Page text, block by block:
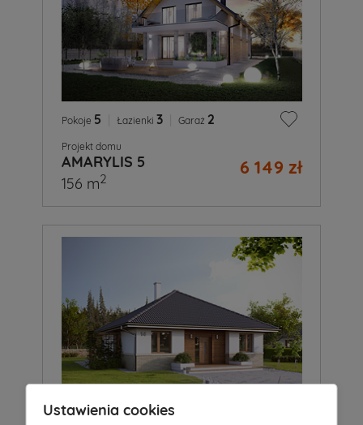
Pokoje 5 Łazienki 3 Garaż 2
Projekt domu
AMARYLIS 5 6 149 zł
156 m2
Ustawienia cookies